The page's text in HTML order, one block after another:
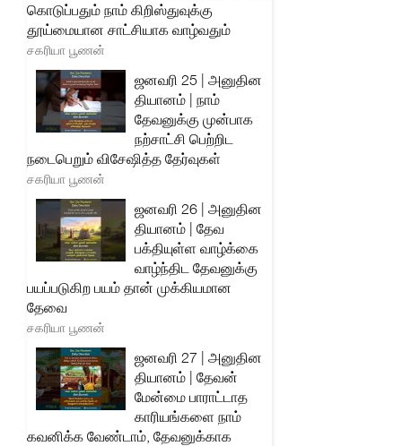
கொடுப்பதும் நாம் கிறிஸ்துவுக்கு
தூய்மையான சாட்சியாக வாழ்வதும்
சகரியா பூணன்
ஜனவரி 25 | அனுதின
தியானம் | நாம்
தேவனுக்கு முன்பாக
நற்சாட்சி பெற்றிட
நடைபெறும் விசேஷித்த தேர்வுகள்
சகரியா பூணன்
ஜனவரி 26 | அனுதின
தியானம் | தேவ
பக்தியுள்ள வாழ்க்கை
வாழ்ந்திட தேவனுக்கு
பயப்படுகிற பயம் தான் முக்கியமான
தேவை
சகரியா பூணன்
ஜனவரி 27 | அனுதின
தியானம் | தேவன்
மேன்மை பாராட்டாத
காரியங்களை நாம்
கவனிக்க வேண்டாம், தேவனுக்காக